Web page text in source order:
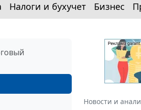
Налоги и бухучет Бизнес
Новости и